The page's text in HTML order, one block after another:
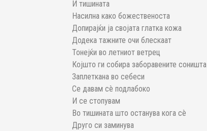
И тишината
Насилна како божественоста
Допирајќи ја својата глатка кожа
Додека тажните очи блескаат
Тонејќи во летниот ветрец
Којшто ги собира заборавените соништа
Заплеткана во себеси
Се давам сè подлабоко
И се стопувам
Во тишината што останува кога сè
Друго си заминува